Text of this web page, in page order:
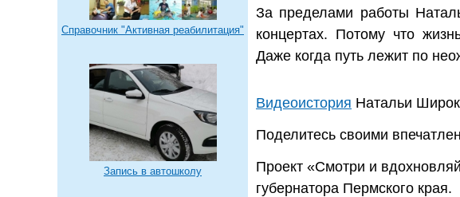
Справочник "Активная реабилитация"
Запись в автошколу
За пределами работы
концертах. Потому что
Даже когда путь лежит по
Видеоистория Натальи
Поделитесь своими
Проект «Смотри и
губернатора Пермского края.